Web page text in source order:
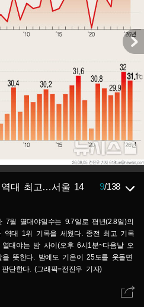
역대 최고…서울 14
9/138
7월 열대야일수는 9.7일로 평년(2.8일)의
역대 1위 기록을 세웠다. 종전 최고 기록
대야는 밤 사이(오후 6시1분~다음날 오
뜻한다. 밤에도 기온이 25도를 웃돌면
단한다. (그래픽=전진우 기자)